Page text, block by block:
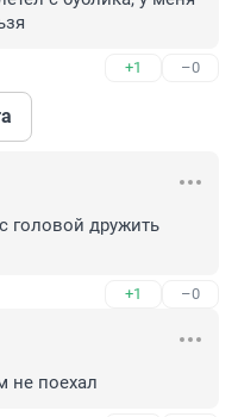
+1 –0
головой дружить
+1 –0
не поехал